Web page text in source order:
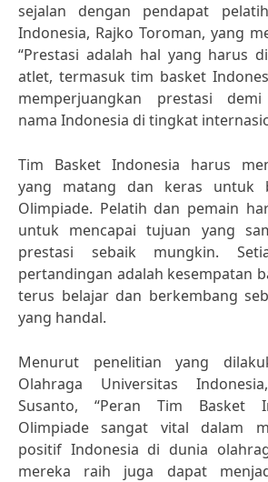
sejalan dengan pendapat
Indonesia, Rajko Toroman, yang
“Prestasi adalah hal yang harus
atlet, termasuk tim basket
memperjuangkan prestasi
nama Indonesia di tingkat
Tim Basket Indonesia harus
yang matang dan keras untuk
Olimpiade. Pelatih dan pemain
untuk mencapai tujuan yang
prestasi sebaik mungkin.
pertandingan adalah kesempatan
terus belajar dan berkembang
yang handal.
Menurut penelitian yang
Olahraga Universitas
Susanto, “Peran Tim Basket
Olimpiade sangat vital dalam
positif Indonesia di dunia
mereka raih juga dapat